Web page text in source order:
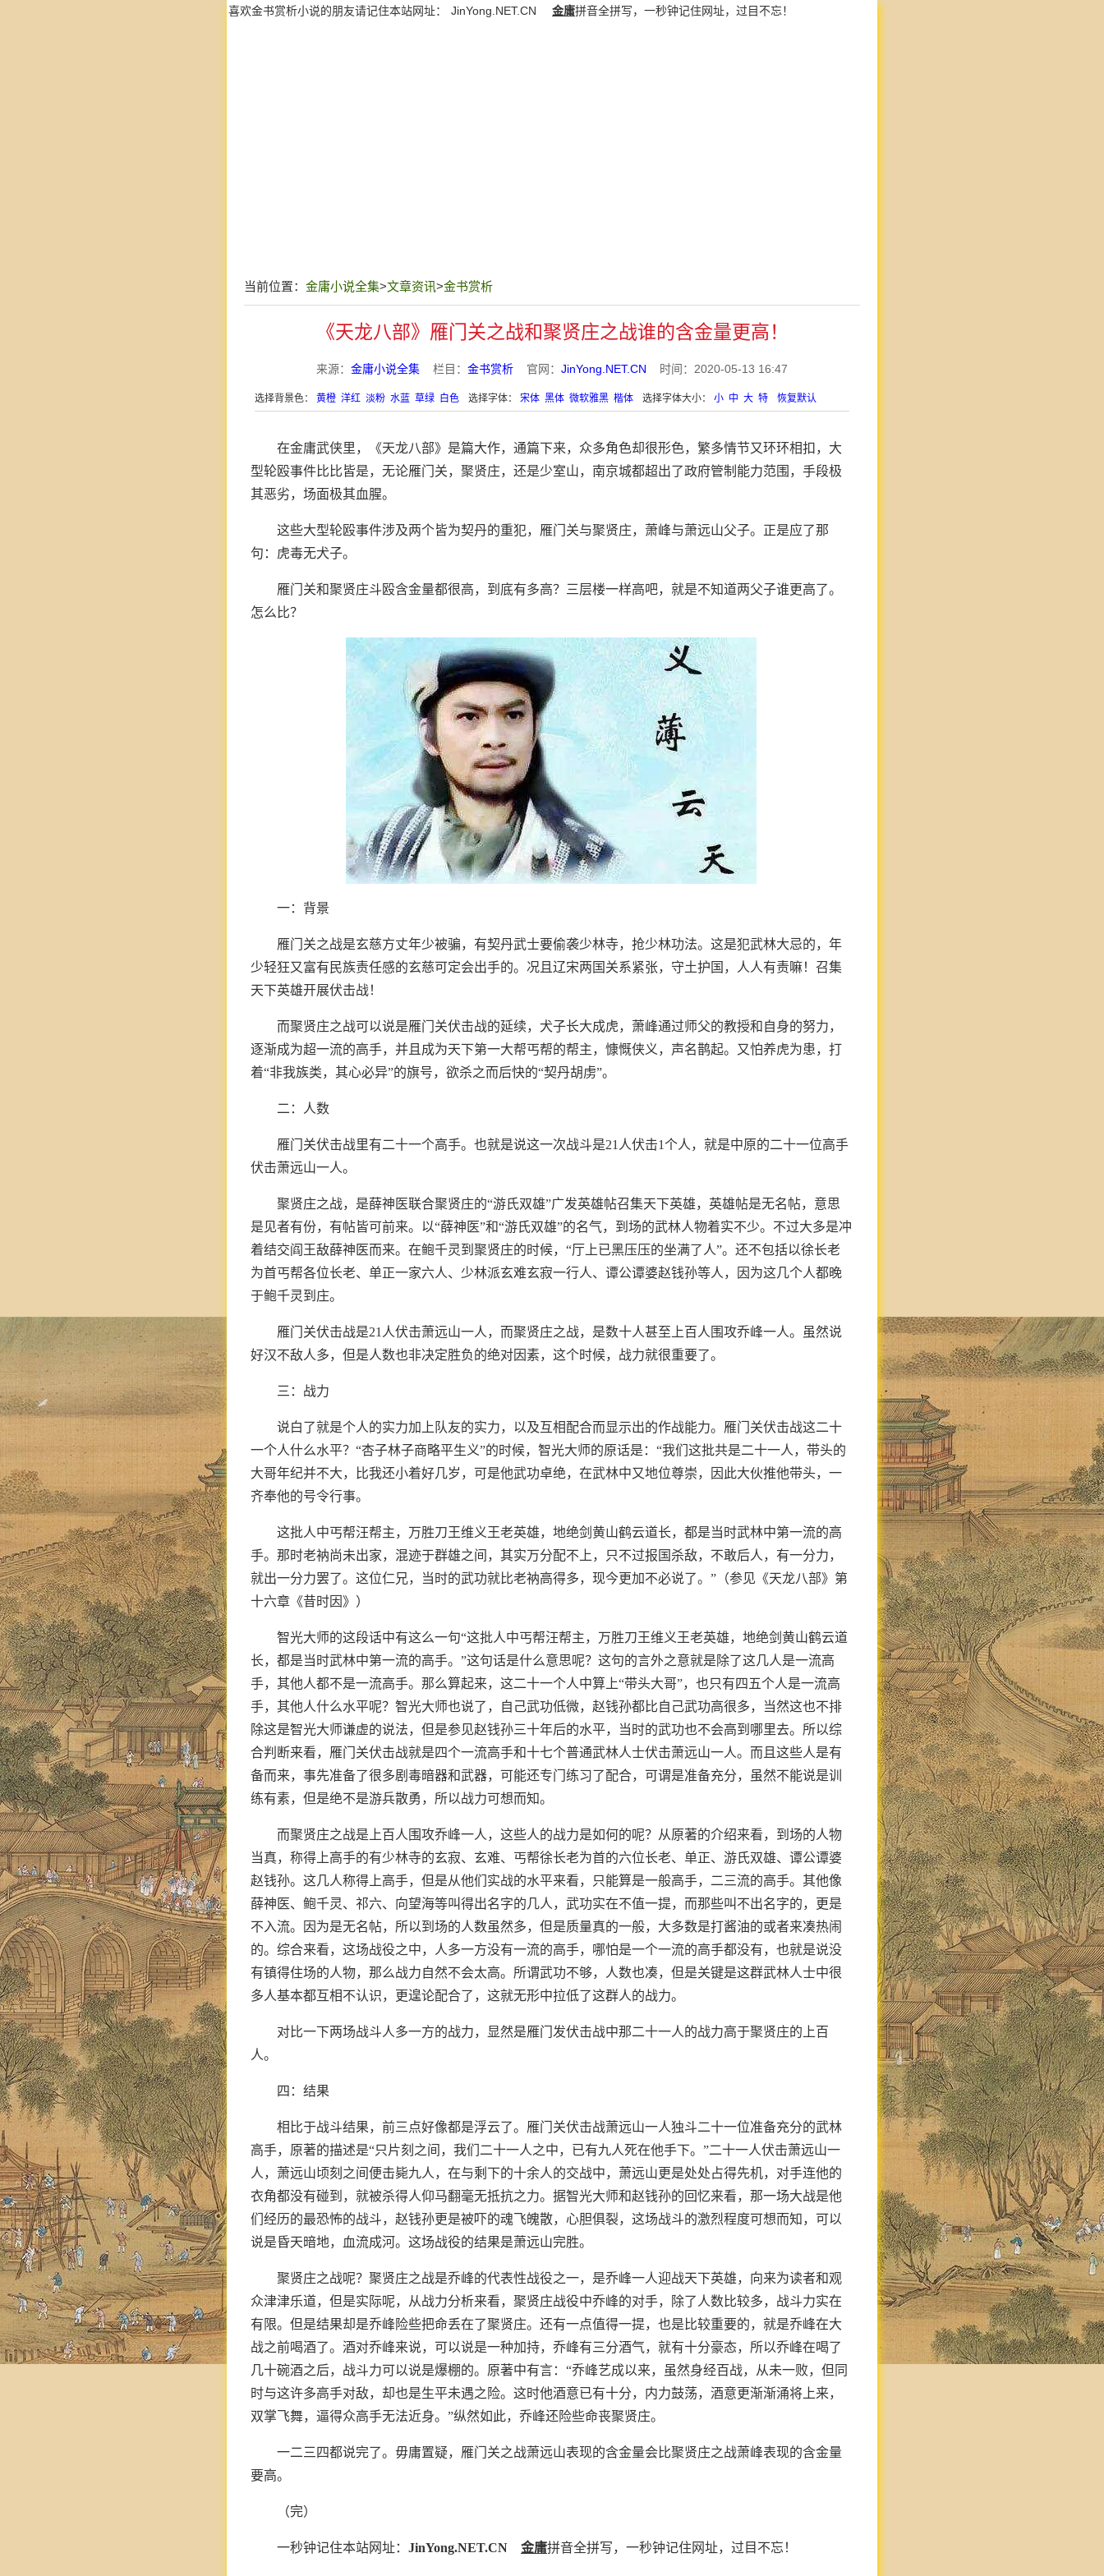
喜欢金书赏析小说的朋友请记住本站网址： JinYong.NET.CN 金庸拼音全拼写，一秒钟记住网址，过目不忘！
当前位置： 金庸小说全集>文章资讯>金书赏析
《天龙八部》雁门关之战和聚贤庄之战谁的含金量更高！
来源： 金庸小说全集 栏目： 金书赏析 官网： JinYong.NET.CN 时间：2020-05-13 16:47
选择背景色： 黄橙 洋红 淡粉 水蓝 草绿 白色 选择字体： 宋体 黑体 微软雅黑 楷体 选择字体大小： 小 中 大 特 恢复默认
在金庸武侠里，《天龙八部》是篇大作，通篇下来，众多角色却很形色，繁多情节又环环相扣，大
型轮殴事件比比皆是，无论雁门关，聚贤庄，还是少室山，南京城都超出了政府管制能力范围，手段极
其恶劣，场面极其血腥。
这些大型轮殴事件涉及两个皆为契丹的重犯，雁门关与聚贤庄，萧峰与萧远山父子。正是应了那
句：虎毒无犬子。
雁门关和聚贤庄斗殴含金量都很高，到底有多高？三层楼一样高吧，就是不知道两父子谁更高了。
怎么比？
一：背景
雁门关之战是玄慈方丈年少被骗，有契丹武士要偷袭少林寺，抢少林功法。这是犯武林大忌的，年
少轻狂又富有民族责任感的玄慈可定会出手的。况且辽宋两国关系紧张，守土护国，人人有责嘛！召集
天下英雄开展伏击战！
而聚贤庄之战可以说是雁门关伏击战的延续，犬子长大成虎，萧峰通过师父的教授和自身的努力，
逐渐成为超一流的高手，并且成为天下第一大帮丐帮的帮主，慷慨侠义，声名鹊起。又怕养虎为患，打
着“非我族类，其心必异”的旗号，欲杀之而后快的“契丹胡虏”。
二：人数
雁门关伏击战里有二十一个高手。也就是说这一次战斗是21人伏击1个人，就是中原的二十一位高手
伏击萧远山一人。
聚贤庄之战，是薛神医联合聚贤庄的“游氏双雄”广发英雄帖召集天下英雄，英雄帖是无名帖，意思
是见者有份，有帖皆可前来。以“薛神医”和“游氏双雄”的名气，到场的武林人物着实不少。不过大多是冲
着结交阎王敌薛神医而来。在鲍千灵到聚贤庄的时候，“厅上已黑压压的坐满了人”。还不包括以徐长老
为首丐帮各位长老、单正一家六人、少林派玄难玄寂一行人、谭公谭婆赵钱孙等人，因为这几个人都晚
于鲍千灵到庄。
雁门关伏击战是21人伏击萧远山一人，而聚贤庄之战，是数十人甚至上百人围攻乔峰一人。虽然说
好汉不敌人多，但是人数也非决定胜负的绝对因素，这个时候，战力就很重要了。
三：战力
说白了就是个人的实力加上队友的实力，以及互相配合而显示出的作战能力。雁门关伏击战这二十
一个人什么水平？“杏子林子商略平生义”的时候，智光大师的原话是：“我们这批共是二十一人，带头的
大哥年纪并不大，比我还小着好几岁，可是他武功卓绝，在武林中又地位尊崇，因此大伙推他带头，一
齐奉他的号令行事。
这批人中丐帮汪帮主，万胜刀王维义王老英雄，地绝剑黄山鹤云道长，都是当时武林中第一流的高
手。那时老衲尚未出家，混迹于群雄之间，其实万分配不上，只不过报国杀敌，不敢后人，有一分力，
就出一分力罢了。这位仁兄，当时的武功就比老衲高得多，现今更加不必说了。”（参见《天龙八部》第
十六章《昔时因》）
智光大师的这段话中有这么一句“这批人中丐帮汪帮主，万胜刀王维义王老英雄，地绝剑黄山鹤云道
长，都是当时武林中第一流的高手。”这句话是什么意思呢？这句的言外之意就是除了这几人是一流高
手，其他人都不是一流高手。那么算起来，这二十一个人中算上“带头大哥”，也只有四五个人是一流高
手，其他人什么水平呢？智光大师也说了，自己武功低微，赵钱孙都比自己武功高很多，当然这也不排
除这是智光大师谦虚的说法，但是参见赵钱孙三十年后的水平，当时的武功也不会高到哪里去。所以综
合判断来看，雁门关伏击战就是四个一流高手和十七个普通武林人士伏击萧远山一人。而且这些人是有
备而来，事先准备了很多剧毒暗器和武器，可能还专门练习了配合，可谓是准备充分，虽然不能说是训
练有素，但是绝不是游兵散勇，所以战力可想而知。
而聚贤庄之战是上百人围攻乔峰一人，这些人的战力是如何的呢？从原著的介绍来看，到场的人物
当真，称得上高手的有少林寺的玄寂、玄难、丐帮徐长老为首的六位长老、单正、游氏双雄、谭公谭婆
赵钱孙。这几人称得上高手，但是从他们实战的水平来看，只能算是一般高手，二三流的高手。其他像
薛神医、鲍千灵、祁六、向望海等叫得出名字的几人，武功实在不值一提，而那些叫不出名字的，更是
不入流。因为是无名帖，所以到场的人数虽然多，但是质量真的一般，大多数是打酱油的或者来凑热闹
的。综合来看，这场战役之中，人多一方没有一流的高手，哪怕是一个一流的高手都没有，也就是说没
有镇得住场的人物，那么战力自然不会太高。所谓武功不够，人数也凑，但是关键是这群武林人士中很
多人基本都互相不认识，更遑论配合了，这就无形中拉低了这群人的战力。
对比一下两场战斗人多一方的战力，显然是雁门发伏击战中那二十一人的战力高于聚贤庄的上百
人。
四：结果
相比于战斗结果，前三点好像都是浮云了。雁门关伏击战萧远山一人独斗二十一位准备充分的武林
高手，原著的描述是“只片刻之间，我们二十一人之中，已有九人死在他手下。”二十一人伏击萧远山一
人，萧远山顷刻之间便击毙九人，在与剩下的十余人的交战中，萧远山更是处处占得先机，对手连他的
衣角都没有碰到，就被杀得人仰马翻毫无抵抗之力。据智光大师和赵钱孙的回忆来看，那一场大战是他
们经历的最恐怖的战斗，赵钱孙更是被吓的魂飞魄散，心胆俱裂，这场战斗的激烈程度可想而知，可以
说是昏天暗地，血流成河。这场战役的结果是萧远山完胜。
聚贤庄之战呢？聚贤庄之战是乔峰的代表性战役之一，是乔峰一人迎战天下英雄，向来为读者和观
众津津乐道，但是实际呢，从战力分析来看，聚贤庄战役中乔峰的对手，除了人数比较多，战斗力实在
有限。但是结果却是乔峰险些把命丢在了聚贤庄。还有一点值得一提，也是比较重要的，就是乔峰在大
战之前喝酒了。酒对乔峰来说，可以说是一种加持，乔峰有三分酒气，就有十分豪态，所以乔峰在喝了
几十碗酒之后，战斗力可以说是爆棚的。原著中有言：“乔峰艺成以来，虽然身经百战，从未一败，但同
时与这许多高手对敌，却也是生平未遇之险。这时他酒意已有十分，内力鼓荡，酒意更渐渐涌将上来，
双掌飞舞，逼得众高手无法近身。”纵然如此，乔峰还险些命丧聚贤庄。
一二三四都说完了。毋庸置疑，雁门关之战萧远山表现的含金量会比聚贤庄之战萧峰表现的含金量
要高。
（完）
一秒钟记住本站网址： JinYong.NET.CN 金庸拼音全拼写，一秒钟记住网址，过目不忘！